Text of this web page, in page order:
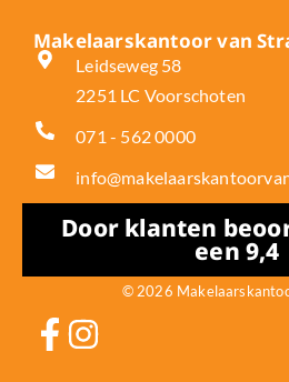
Makelaarskantoor van
Leidseweg 58
2251 LC Voorschoten
071 - 562 0000
Door klanten
een 9,4
© 2026